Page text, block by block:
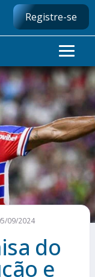
Registre-se
09/2024
do
e